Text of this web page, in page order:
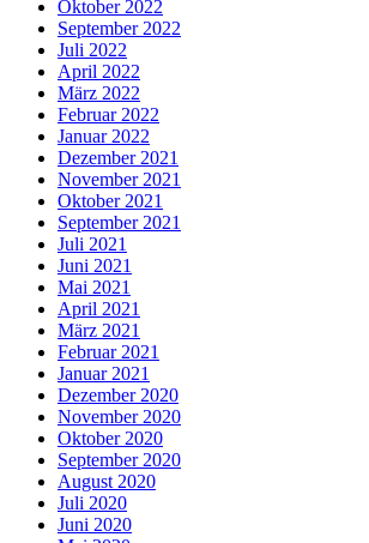
Oktober 2022
September 2022
Juli 2022
April 2022
März 2022
Februar 2022
Januar 2022
Dezember 2021
November 2021
Oktober 2021
September 2021
Juli 2021
Juni 2021
Mai 2021
April 2021
März 2021
Februar 2021
Januar 2021
Dezember 2020
November 2020
Oktober 2020
September 2020
August 2020
Juli 2020
Juni 2020